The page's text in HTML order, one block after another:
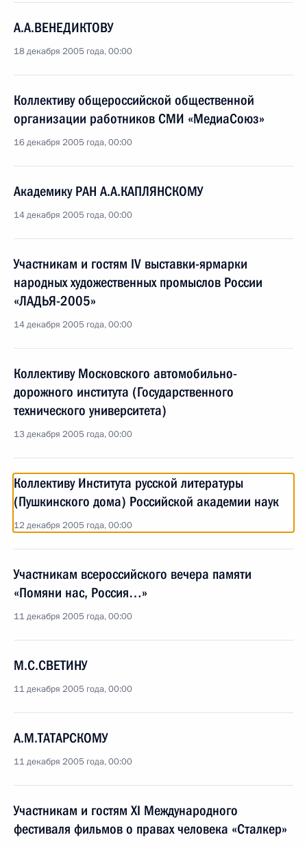
А.А.ВЕНЕДИКТОВУ
18 декабря 2005 года, 00:00
Коллективу общероссийской общественной
организации работников СМИ «МедиаСоюз»
16 декабря 2005 года, 00:00
Академику РАН А.А.КАПЛЯНСКОМУ
14 декабря 2005 года, 00:00
Участникам и гостям IV выставки-ярмарки
народных художественных промыслов России
«ЛАДЬЯ-2005»
14 декабря 2005 года, 00:00
Коллективу Московского автомобильно-
дорожного института (Государственного
технического университета)
13 декабря 2005 года, 00:00
Коллективу Института русской литературы
(Пушкинского дома) Российской академии наук
12 декабря 2005 года, 00:00
Участникам всероссийского вечера памяти
«Помяни нас, Россия…»
11 декабря 2005 года, 00:00
М.С.СВЕТИНУ
11 декабря 2005 года, 00:00
А.М.ТАТАРСКОМУ
11 декабря 2005 года, 00:00
Участникам и гостям XI Международного
фестиваля фильмов о правах человека «Сталкер»